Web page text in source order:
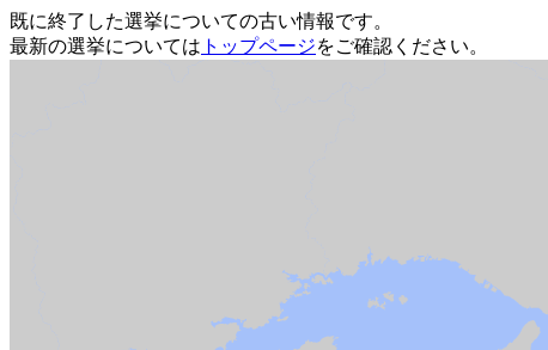
既に終了した選挙についての古い情報です。
最新の選挙については トップページをご確認ください。